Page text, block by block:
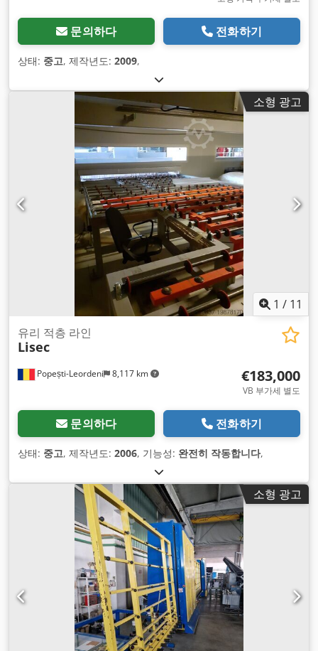
문의하다 전화하기
상태: 중고, 제작년도: 2009,
소형 광고
1 / 11
Popești-Leordeni 8,117 km
유리 적층 라인
Lisec
€183,000
VB 부가세 별도
문의하다 전화하기
상태: 중고, 제작년도: 2006, 기능성: 완전히 작동합니다,
소형 광고